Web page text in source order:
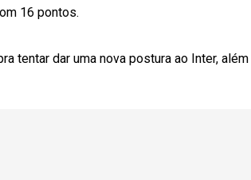
16 pontos.
tentar dar uma nova postura ao Inter, além